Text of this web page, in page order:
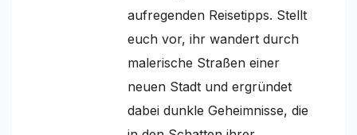
aufregenden Reisetipps. Stellt
euch vor, ihr wandert durch
malerische Straßen einer
neuen Stadt und ergründet
dabei dunkle Geheimnisse, die